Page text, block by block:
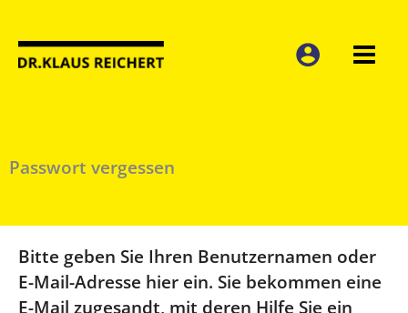
Inhalt
springen
Passwort vergessen
Bitte geben Sie Ihren Benutzernamen oder
E-Mail-Adresse hier ein. Sie bekommen eine
E-Mail zugesandt, mit deren Hilfe Sie ein